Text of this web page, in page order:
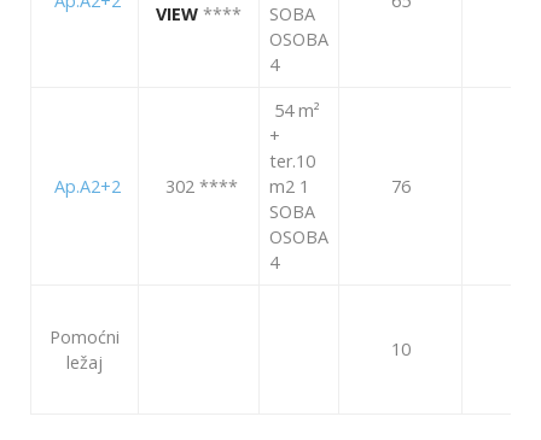
VIEW ****
SOBA
OSOBA
4
Ap.A2+2 302 ****
54 m²
+
ter.10
m2 1
SOBA
OSOBA
4
76
Pomoćni
ležaj
10